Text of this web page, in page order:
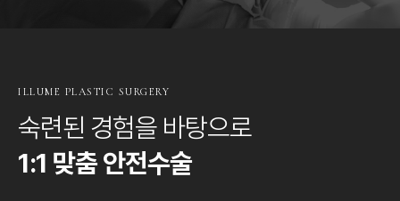
ILLUME PLASTIC SURGERY
숙련된 경험을 바탕으로
1:1 맞춤 안전수술